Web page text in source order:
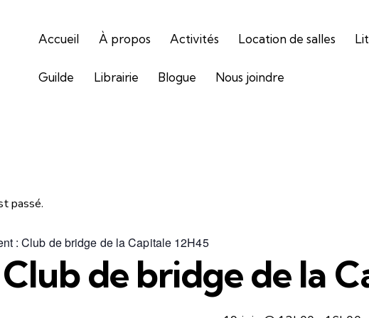
Accueil À propos Activités Location de salles
Guilde Librairie Blogue Nous joindre
passé.
:Club de bridge de la Capitale 12H45
Club de bridge de la